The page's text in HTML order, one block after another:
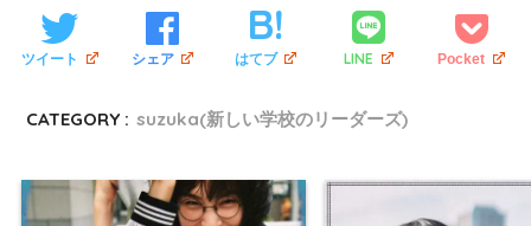
ツイート シェア はてブ LINE Pocket
CATEGORY : suzuka(新しい学校のリーダーズ)